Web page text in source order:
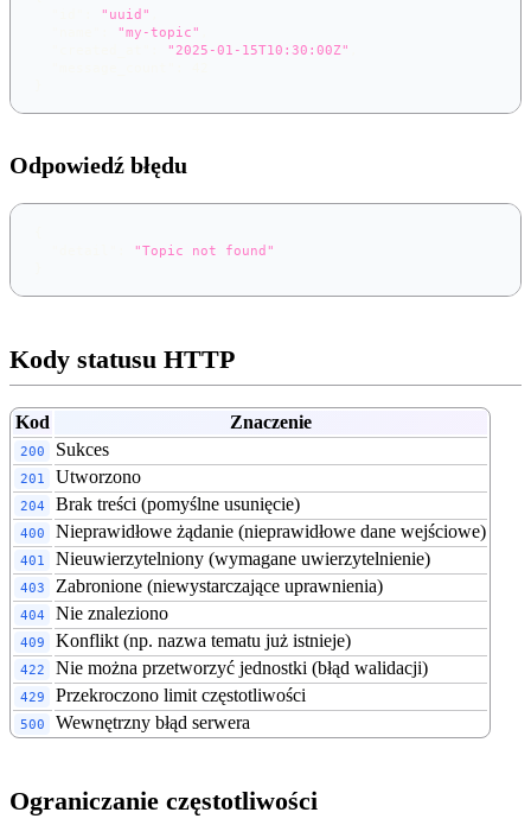
"uuid"
"my-topic"
"2025-01-15T10:30:00Z"
Odpowiedź błędu
"Topic not found"
Kody statusu HTTP
Kod Znaczenie
200 Sukces
201 Utworzono
204 Brak treści (pomyślne usunięcie)
400 Nieprawidłowe żądanie (nieprawidłowe dane wejściowe)
401 Nieuwierzytelniony (wymagane uwierzytelnienie)
403 Zabronione (niewystarczające uprawnienia)
404 Nie znaleziono
409 Konflikt (np. nazwa tematu już istnieje)
422 Nie można przetworzyć jednostki (błąd walidacji)
429 Przekroczono limit częstotliwości
500 Wewnętrzny błąd serwera
Ograniczanie częstotliwości